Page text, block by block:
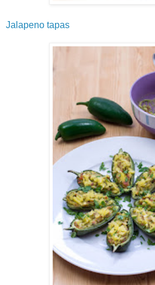
Jalapeno tapas